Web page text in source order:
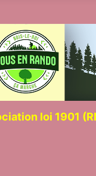
loi 1901